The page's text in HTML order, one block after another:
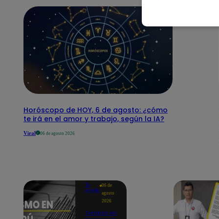
Horóscopo de HOY, 6 de agosto: ¿cómo
te irá en el amor y trabajo, según la IA?
Viral 06 de agosto 2026
Te
ayudo
06 de
agosto
2026
Temblor en